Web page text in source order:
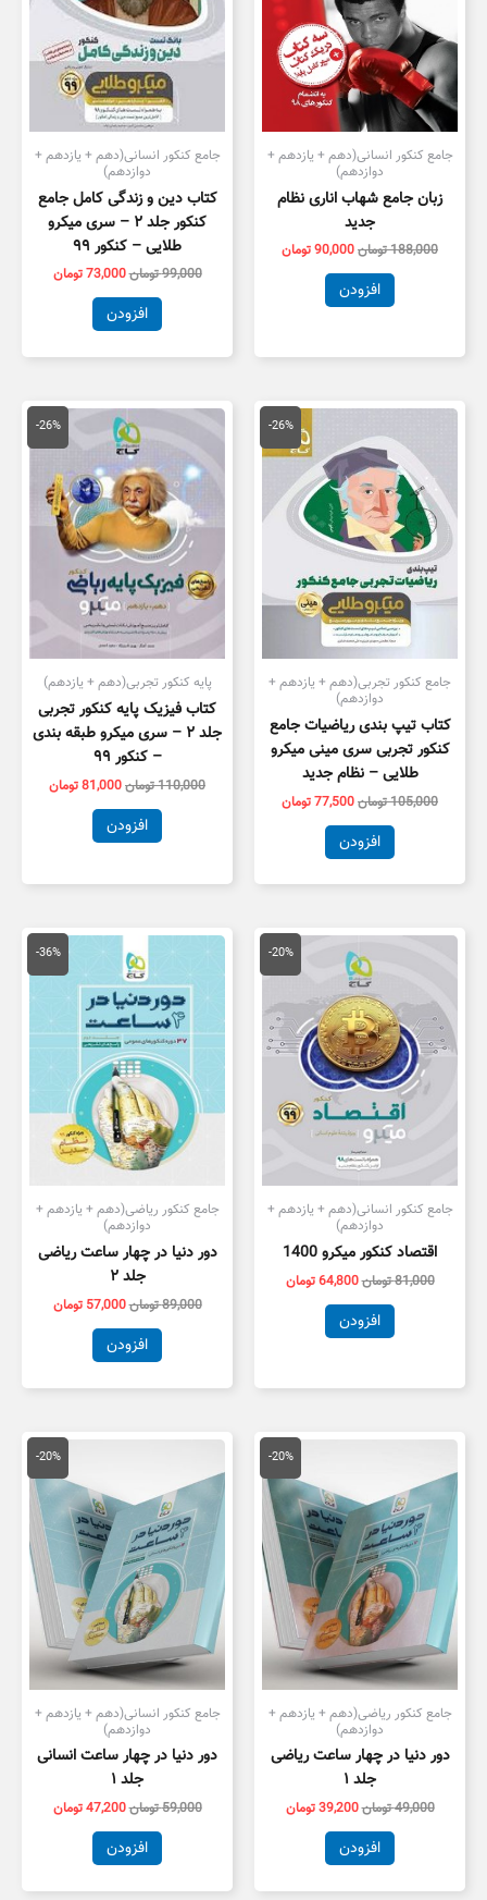
جامع کنکور انسانی(دهم + یازدهم +
دوازدهم)
زبان جامع شهاب اناری نظام
جدید
188,000تومان90,000تومان
افزودن
جامع کنکور انسانی(دهم + یازدهم +
دوازدهم)
کتاب دین و زندگی کامل جامع
کنکور جلد ۲ – سری میکرو
طلایی – کنکور ۹۹
99,000تومان73,000تومان
افزودن
-26%
جامع کنکور تجربی(دهم + یازدهم +
دوازدهم)
کتاب تیپ بندی ریاضیات جامع
کنکور تجربی سری مینی میکرو
طلایی – نظام جدید
105,000تومان
قیمت
105,000 تومان
بود.
77,500تومان
قیمت
فعلی
است.
افزودن
-26%
پایه کنکور تجربی(دهم + یازدهم)
کتاب فیزیک پایه کنکور تجربی
جلد ۲ – سری میکرو طبقه بندی
– کنکور ۹۹
110,000تومان
قیمت
اصلی
110,000 تومان
بود.
81,000تومان
قیمت
فعلی
افزودن
-20%
جامع کنکور انسانی(دهم + یازدهم +
دوازدهم)
اقتصاد کنکور میکرو 1400
81,000تومان
قیمت
اصلی
81,000 تومان
بود.
64,800تومان
قیمت
فعلی
64,800 تومان
افزودن
-36%
جامع کنکور ریاضی(دهم + یازدهم +
دوازدهم)
دور دنیا در چهار ساعت ریاضی
جلد ۲
89,000تومان
قیمت
اصلی
89,000 تومان
بود.
57,000 تومان
قیمت
فعلی
افزودن
-20%
جامع کنکور ریاضی(دهم + یازدهم +
دوازدهم)
دور دنیا در چهار ساعت ریاضی
جلد ۱
49,000تومان
49,000 تومان
بود.
39,200تومان
قیمت
فعلی
39,200 تومان
است.
افزودن
-20%
جامع کنکور انسانی(دهم + یازدهم +
دوازدهم)
دور دنیا در چهار ساعت انسانی
جلد ۱
59,000تومان
59,000 تومان
بود.
47,200تومان
قیمت
فعلی
است.
افزودن